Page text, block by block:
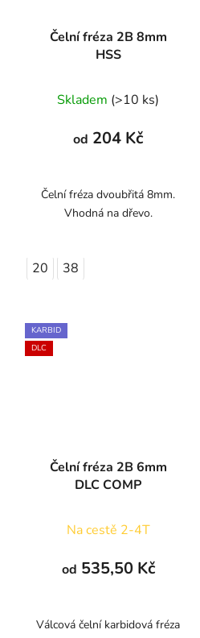
Čelní fréza 2B 8mm
HSS
hodnocení
produktu
z
5
Skladem (>10 ks)
od 204 Kč
Čelní fréza dvoubřitá 8mm.
Vhodná na dřevo.
20 38
KARBID
DLC
Čelní fréza 2B 6mm
DLC COMP
Na cestě 2-4T
od 535,50 Kč
Válcová čelní karbidová fréza